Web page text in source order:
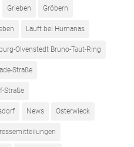
Grieben Gröbern
Läuft bei Humanas
Olvenstedt Bruno-Taut-Ring
Straße
Straße
News Osterwieck